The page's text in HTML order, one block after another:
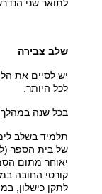
לתואר שני
שלב צבירה
יש לסיים את
לכל היותר.
בכל שנה במהלך
תלמיד בשלב
של בית הספר
יאוחר מתום
קורסי החובה
לתקן כישלון,